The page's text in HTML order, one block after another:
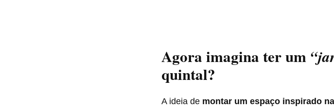
Agoraimagina ter um
quintal?
A ideia de montar um espaço inspirado